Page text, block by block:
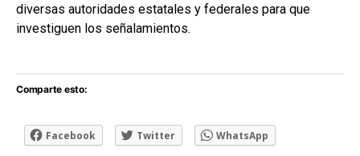
diversas autoridades estatales y federales para que
investiguen los señalamientos.
Comparte esto:
Facebook Twitter WhatsApp